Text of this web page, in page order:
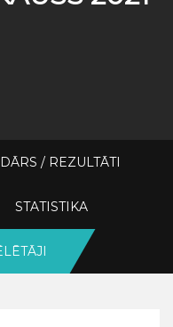
/ REZULTĀTI
STATISTIKA